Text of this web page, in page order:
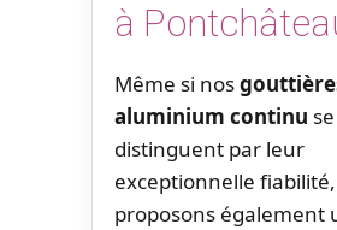
à
Même si nos
aluminium continu se
distinguent par leur
exceptionnelle
proposons également